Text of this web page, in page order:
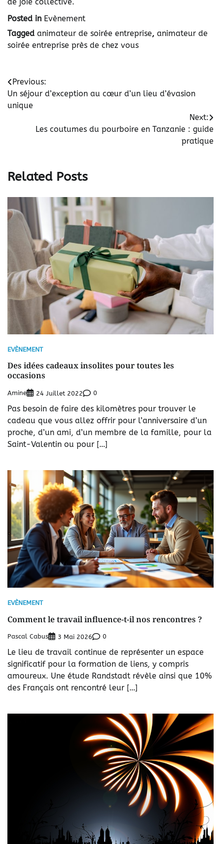
Posted in Evènement
Tagged animateur de soirée entreprise, animateur de
soirée entreprise près de chez vous
Navigation
de
l’article
Previous:
Un séjour d’exception au cœur d’un lieu d’évasion
unique
Next:
Les coutumes du pourboire en Tanzanie : guide
pratique
Related Posts
EVÈNEMENT
Des idées cadeaux insolites pour toutes les
occasions
Amine 24 Juillet 2022 0
Pas besoin de faire des kilomètres pour trouver le
cadeau que vous allez offrir pour l’anniversaire d’un
proche, d’un ami, d’un membre de la famille, pour la
Saint-Valentin ou pour […]
EVÈNEMENT
Comment le travail influence-t-il nos rencontres ?
Pascal Cabus 3 Mai 2026 0
Le lieu de travail continue de représenter un espace
significatif pour la formation de liens, y compris
amoureux. Une étude Randstadt révèle ainsi que 10%
des Français ont rencontré leur […]